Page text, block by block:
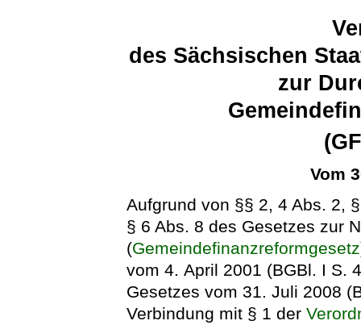
des Sächsischen
zur
Vom
Aufgrund von §§ 2, 4 Abs. 2,
§ 6 Abs. 8 des Gesetzes zur
(Gemeindefinanzreformgesetz
vom 4. April 2001 (BGBl. I S.
Gesetzes vom 31. Juli 2008
Verbindung mit § 1 der